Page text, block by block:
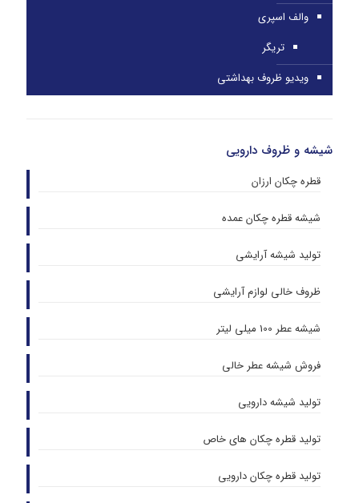
والف اسپری
تریگر
ویدیو ظروف بهداشتی
شیشه و ظروف دارویی
قطره چکان ارزان
شیشه قطره چکان عمده
تولید شیشه آرایشی
ظروف خالی لوازم آرایشی
شیشه عطر 100 میلی لیتر
فروش شیشه عطر خالی
تولید شیشه دارویی
تولید قطره چکان های خاص
تولید قطره چکان دارویی